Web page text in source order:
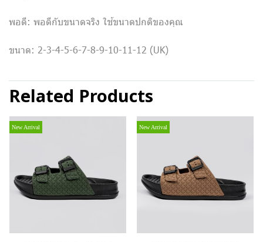
พอดี: พอดีกับขนาดจริง ใช้ขนาดปกติของคุณ
ขนาด: 2-3-4-5-6-7-8-9-10-11-12 (UK)
Related Products
New Arrival New Arrival